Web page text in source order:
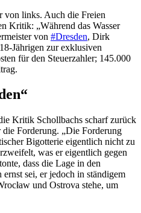
links. Auch die Freien
Kritik: „Während das Wasser
von #Dresden, Dirk
Jährigen zur exklusiven
für den Steuerzahler; 145.000
Kritik Schollbachs scharf zurück
Forderung. „Die Forderung
Bigotterie eigentlich nicht zu
was er eigentlich gegen
dass die Lage in den
sei, er jedoch in ständigem
und Ostrova stehe, um